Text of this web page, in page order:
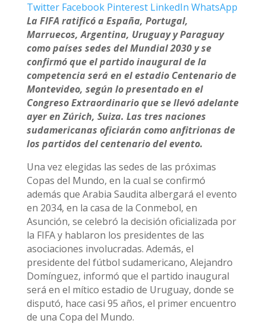
Twitter Facebook Pinterest LinkedIn WhatsApp
La FIFA ratificó a España, Portugal,
Marruecos, Argentina, Uruguay y Paraguay
como países sedes del Mundial 2030 y se
confirmó que el partido inaugural de la
competencia será en el estadio Centenario de
Montevideo, según lo presentado en el
Congreso Extraordinario que se llevó adelante
ayer en Zúrich, Suiza. Las tres naciones
sudamericanas oficiarán como anfitrionas de
los partidos del centenario del evento.
Una vez elegidas las sedes de las próximas
Copas del Mundo, en la cual se confirmó
además que Arabia Saudita albergará el evento
en 2034, en la casa de la Conmebol, en
Asunción, se celebró la decisión oficializada por
la FIFA y hablaron los presidentes de las
asociaciones involucradas. Además, el
presidente del fútbol sudamericano, Alejandro
Domínguez, informó que el partido inaugural
será en el mítico estadio de Uruguay, donde se
disputó, hace casi 95 años, el primer encuentro
de una Copa del Mundo.